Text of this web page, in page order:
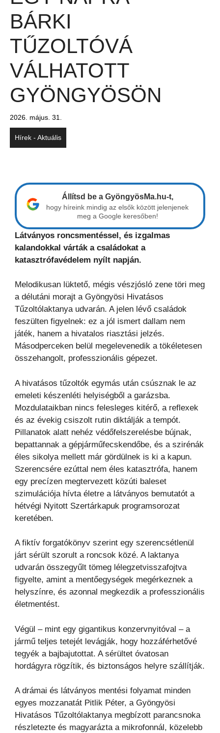
BÁRKI
TŰZOLTÓVÁ
VÁLHATOTT
GYÖNGYÖSÖN
2026. május. 31.
Hírek - Aktuális
Állítsd be a GyöngyösMa.hu-t,
hogy híreink mindig az elsők között jelenjenek
meg a Google keresőben!
Látványos roncsmentéssel, és izgalmas
kalandokkal várták a családokat a
katasztrófavédelem nyílt napján.
Melodikusan lüktető, mégis vészjósló zene töri meg
a délutáni morajt a Gyöngyösi Hivatásos
Tűzoltólaktanya udvarán. A jelen lévő családok
feszülten figyelnek: ez a jól ismert dallam nem
játék, hanem a hivatalos riasztási jelzés.
Másodperceken belül megelevenedik a tökéletesen
összehangolt, professzionális gépezet.
A hivatásos tűzoltók egymás után csúsznak le az
emeleti készenléti helyiségből a garázsba.
Mozdulataikban nincs felesleges kitérő, a reflexek
és az évekig csiszolt rutin diktálják a tempót.
Pillanatok alatt nehéz védőfelszerelésbe bújnak,
bepattannak a gépjárműfecskendőbe, és a szirénák
éles sikolya mellett már gördülnek is ki a kapun.
Szerencsére ezúttal nem éles katasztrófa, hanem
egy precízen megtervezett közúti baleset
szimulációja hívta életre a látványos bemutatót a
hétvégi Nyitott Szertárkapuk programsorozat
keretében.
A fiktív forgatókönyv szerint egy szerencsétlenül
járt sérült szorult a roncsok közé. A laktanya
udvarán összegyűlt tömeg lélegzetvisszafojtva
figyelte, amint a mentőegységek megérkeznek a
helyszínre, és azonnal megkezdik a professzionális
életmentést.
Végül – mint egy gigantikus konzervnyitóval – a
jármű teljes tetejét levágják, hogy hozzáférhetővé
tegyék a bajbajutottat. A sérültet óvatosan
hordágyra rögzítik, és biztonságos helyre szállítják.
A drámai és látványos mentési folyamat minden
egyes mozzanatát Pitlik Péter, a Gyöngyösi
Hivatásos Tűzoltólaktanya megbízott parancsnoka
részletezte és magyarázta a mikrofonnál, közelebb